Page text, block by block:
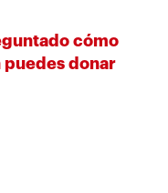
cómo
puedes donar